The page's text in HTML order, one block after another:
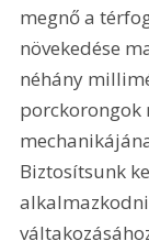
megnő a
növekedése
néhány
porckorongok
Biztosítsunk